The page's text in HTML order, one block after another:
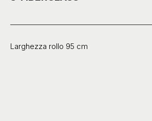
Larghezza rollo 95 cm